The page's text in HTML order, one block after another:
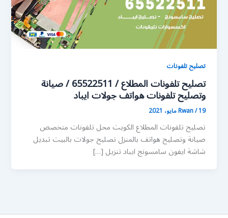
تصليح تلفونات
تصليح تلفونات المطلاع / 65522511 / صيانة
وتصليح تلفونات هواتف جولات ايباد
Rwan/19 مايو، 2021
تصليح تلفونات المطلاع الكويت محل تلفونات متخصص
صيانة وتصليح هواتف بالمنزل تصليح جولات بالبيت تبديل
شاشة ايفون سامسونج ايباد تنزيل […]